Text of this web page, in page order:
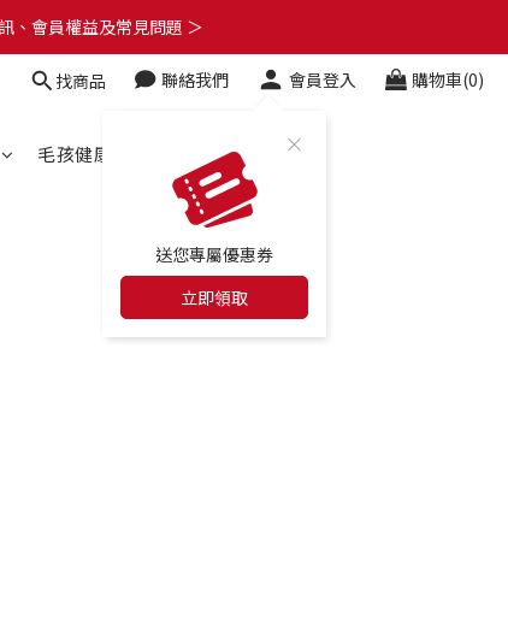
、會員權益及常見問題 ＞
、會員權益及常見問題 ＞
找商品 聯絡我們 會員登入
送您專屬優惠券
立即領取
購物車(0)
毛孩健康百科
合作店家